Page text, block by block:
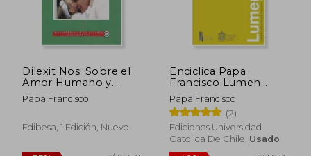
Dilexit Nos: Sobre el
Amor Humano y
Divino del Corazón de
Jesucristo
Papa Francisco
Edibesa, 1 Edición, Nuevo
Enciclica Papa
Francisco Lumen
Fidei
Papa Francisco
(2)
Ediciones Universidad
Catolica De Chile, Usado